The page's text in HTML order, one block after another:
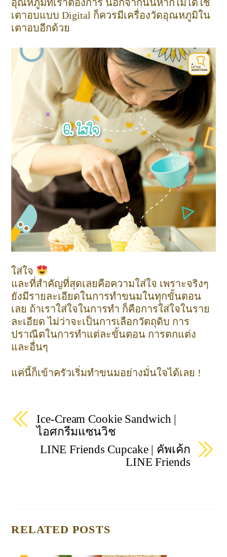
อุณหภูมิที่เราต้องการ นอกจากนั้นหากไม่ได้ใช้
เตาอบแบบ Digital ก็ควรมีเครื่องวัดอุณหภูมิใน
เตาอบอีกด้วย
ใส่ใจ
และที่สำคัญที่สุดเลยคือความใส่ใจ เพราะจริงๆ
ยังมีรายละเอียดในการทำขนมในทุกขั้นตอน
เลย ถ้าเราใส่ใจในการทำ ก็คือการใส่ใจในราย
ละเอียด ไม่ว่าจะเป็นการเลือกวัตถุดิบ การ
ปราณีตในการทำแต่ละขั้นตอน การตกแต่ง
และอื่นๆ
แค่นี้ก็เข้าครัวเริ่มทำขนมอย่างมั่นใจได้เลย !
Ice-Cream Cookie Sandwich |
ไอศกรีมแซนวิช
LINE Friends Cupcake | คัพเค้ก
LINE Friends
RELATED POSTS